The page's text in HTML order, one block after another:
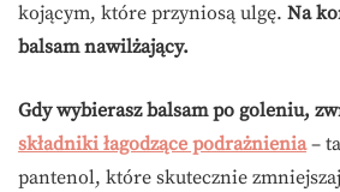
kojącym, które przyniosą ulgę. Na
balsam nawilżający.
Gdy wybierasz balsam po goleniu,
składniki łagodzące podrażnienia–
pantenol, które skutecznie